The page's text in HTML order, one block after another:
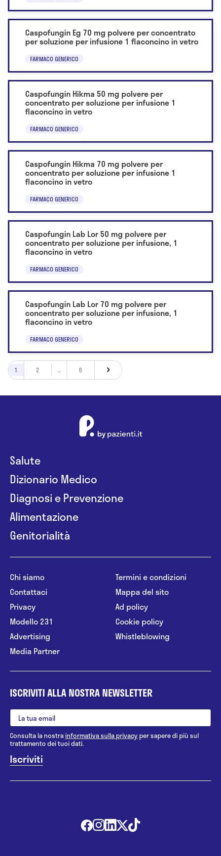
Caspofungin Eg 70 mg polvere per concentrato
per soluzione per infusione 1 flaconcino in vetro
FARMACO GENERICO
Caspofungin Hikma 50 mg polvere per
concentrato per soluzione per infusione 1
flaconcino in vetro
FARMACO GENERICO
Caspofungin Hikma 70 mg polvere per
concentrato per soluzione per infusione 1
flaconcino in vetro
FARMACO GENERICO
Caspofungin Lab Lor 50 mg polvere per
concentrato per soluzione per infusione, 1
flaconcino in vetro
FARMACO GENERICO
Caspofungin Lab Lor 70 mg polvere per
concentrato per soluzione per infusione, 1
flaconcino in vetro
FARMACO GENERICO
1 2 ... 6
Salute
Dizionario Medico
Diagnosi e Prevenzione
Alimentazione
Genitorialità
Chi siamo
Contattaci
Privacy
Modello 231
Advertising
Media Partner
Termini e condizioni
Mappa del sito
Ad policy
Cookie policy
Whistleblowing
ISCRIVITI ALLA NOSTRA NEWSLETTER
Consulta la nostrainformativa sulla privacy per sapere di più sul
trattamento dei tuoi dati.